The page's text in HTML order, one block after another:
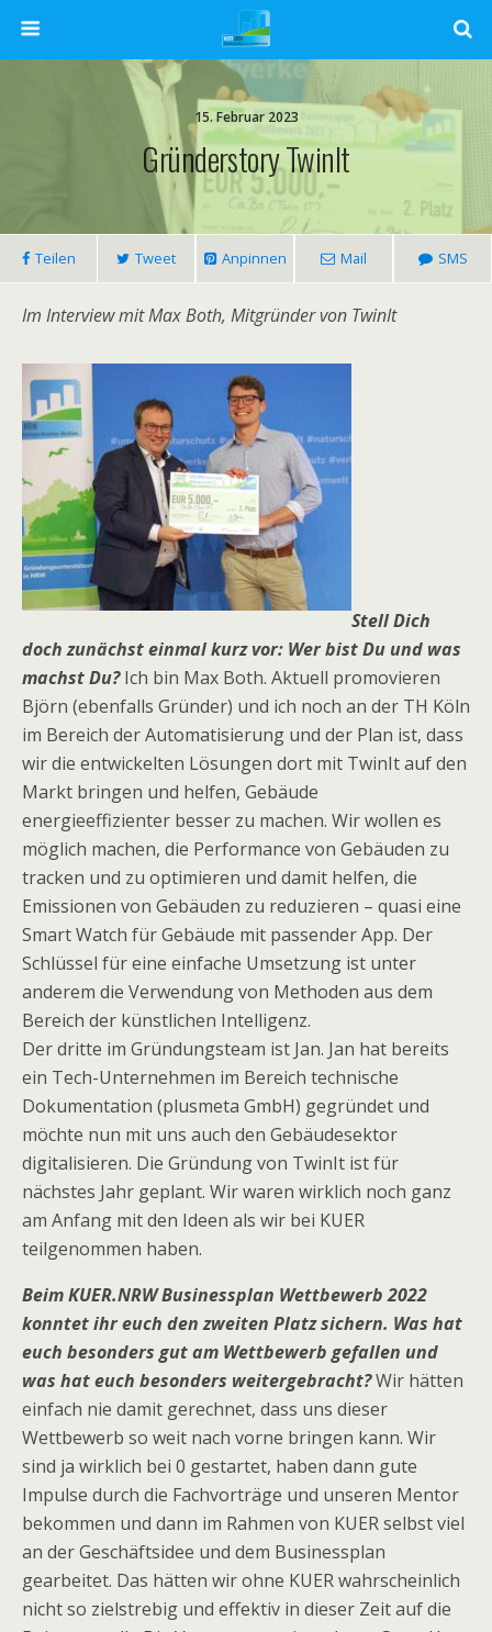
15. Februar 2023
Gründerstory TwinIt
Teilen Tweet Anpinnen Mail SMS
Im Interview mit Max Both, Mitgründer von TwinIt
Stell Dich
doch zunächst einmal kurz vor: Wer bist Du und was
machst Du?Ich bin Max Both. Aktuell promovieren
Björn (ebenfalls Gründer) und ich noch an der TH Köln
im Bereich der Automatisierung und der Plan ist, dass
wir die entwickelten Lösungen dort mit TwinIt auf den
Markt bringen und helfen, Gebäude
energieeffizienter besser zu machen. Wir wollen es
möglich machen, die Performance von Gebäuden zu
tracken und zu optimieren und damit helfen, die
Emissionen von Gebäuden zu reduzieren – quasi eine
Smart Watch für Gebäude mit passender App. Der
Schlüssel für eine einfache Umsetzung ist unter
anderem die Verwendung von Methoden aus dem
Bereich der künstlichen Intelligenz.
Der dritte im Gründungsteam ist Jan. Jan hat bereits
ein Tech-Unternehmen im Bereich technische
Dokumentation (plusmeta GmbH) gegründet und
möchte nun mit uns auch den Gebäudesektor
digitalisieren. Die Gründung von TwinIt ist für
nächstes Jahr geplant. Wir waren wirklich noch ganz
am Anfang mit den Ideen als wir bei KUER
teilgenommen haben.
Beim KUER.NRW Businessplan Wettbewerb 2022
konntet ihr euch den zweiten Platz sichern. Was hat
euch besonders gut am Wettbewerb gefallen und
was hat euch besonders weitergebracht?Wir hätten
einfach nie damit gerechnet, dass uns dieser
Wettbewerb so weit nach vorne bringen kann. Wir
sind ja wirklich bei 0 gestartet, haben dann gute
Impulse durch die Fachvorträge und unseren Mentor
bekommen und dann im Rahmen von KUER selbst viel
an der Geschäftsidee und dem Businessplan
gearbeitet. Das hätten wir ohne KUER wahrscheinlich
nicht so zielstrebig und effektiv in dieser Zeit auf die